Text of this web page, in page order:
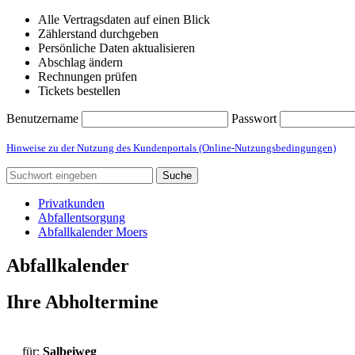
Alle Vertragsdaten auf einen Blick
Zählerstand durchgeben
Persönliche Daten aktualisieren
Abschlag ändern
Rechnungen prüfen
Tickets bestellen
Benutzername Passwort
Hinweise zu der Nutzung des Kundenportals (Online-Nutzungsbedingungen)
Suche
Privatkunden
Abfallentsorgung
Abfallkalender Moers
Abfallkalender
Ihre Abholtermine
für: Salbeiweg